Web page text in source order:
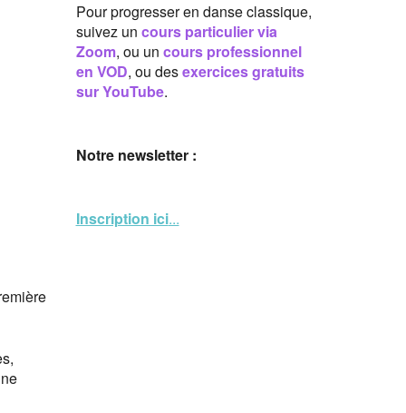
Pour progresser en danse classique,
suivez un cours particulier via
Zoom, ou un cours professionnel
en VOD, ou desexercices gratuits
sur YouTube.
Notre newsletter :
Inscription ici...